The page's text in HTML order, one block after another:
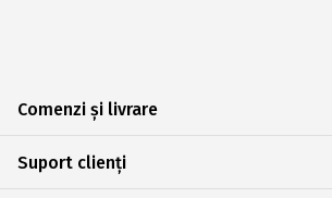
Comenzi și livrare
Suport clienți